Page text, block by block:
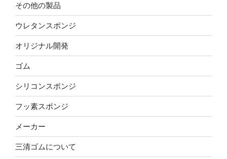
その他の製品
ウレタンスポンジ
オリジナル開発
ゴム
シリコンスポンジ
フッ素スポンジ
メーカー
三清ゴムについて